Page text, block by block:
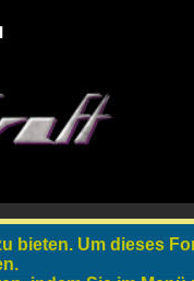
bieten. Um dieses